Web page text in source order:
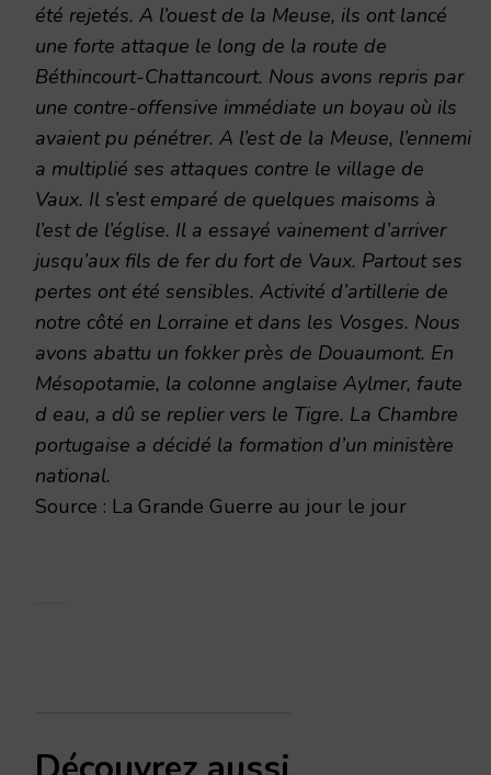
été rejetés. A l’ouest de la Meuse, ils ont lancé
une forte attaque le long de la route de
Béthincourt-Chattancourt. Nous avons repris par
une contre-offensive immédiate un boyau où ils
avaient pu pénétrer. A l’est de la Meuse, l’ennemi
a multiplié ses attaques contre le village de
Vaux. Il s’est emparé de quelques maisoms à
l’est de l’église. Il a essayé vainement d’arriver
jusqu’aux fils de fer du fort de Vaux. Partout ses
pertes ont été sensibles. Activité d’artillerie de
notre côté en Lorraine et dans les Vosges. Nous
avons abattu un fokker près de Douaumont. En
Mésopotamie, la colonne anglaise Aylmer, faute
d eau, a dû se replier vers le Tigre. La Chambre
portugaise a décidé la formation d’un ministère
national.
Source : La Grande Guerre au jour le jour